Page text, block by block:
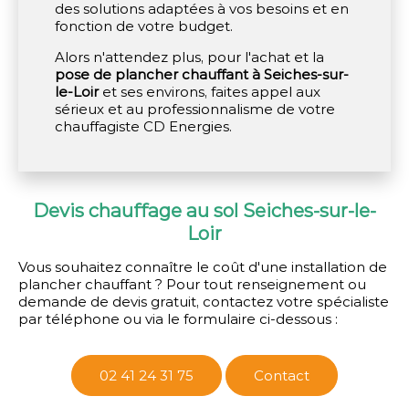
des solutions adaptées à vos besoins et en
fonction de votre budget.
Alors n'attendez plus, pour l'achat et la
pose de plancher chauffant à Seiches-sur-
le-Loiret ses environs, faites appel aux
sérieux et au professionnalisme de votre
chauffagiste CD Energies.
Devis chauffage au sol Seiches-sur-le-
Loir
Vous souhaitez connaître le coût d'une installation de
plancher chauffant ? Pour tout renseignement ou
demande de devis gratuit, contactez votre spécialiste
par téléphone ou via le formulaire ci-dessous :
02 41 24 31 75 Contact